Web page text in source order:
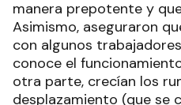
manera prepotente y
Asimismo, aseguraron
con algunos
conoce el
otra parte, crecían los
desplazamiento (que se